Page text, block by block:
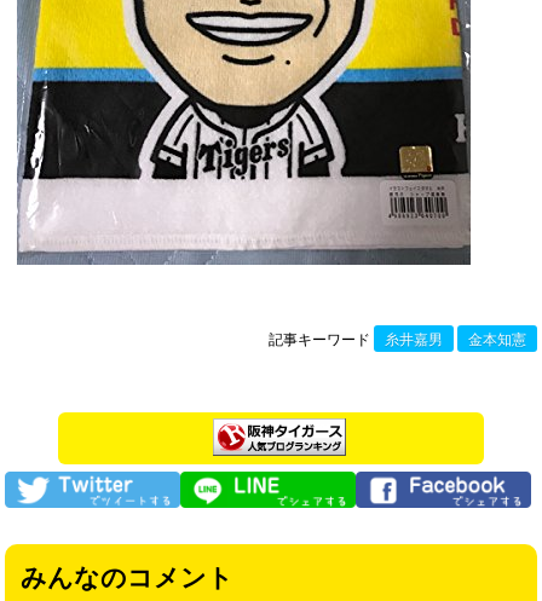
記事キーワード 糸井嘉男 金本知憲
みんなのコメント